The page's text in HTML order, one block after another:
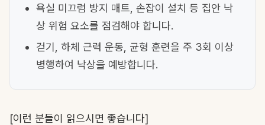
욕실 미끄럼 방지 매트, 손잡이 설치 등 집안 낙
상 위험 요소를 점검해야 합니다.
걷기, 하체 근력 운동, 균형 훈련을 주 3회 이상
병행하여 낙상을 예방합니다.
[이런 분들이 읽으시면 좋습니다]